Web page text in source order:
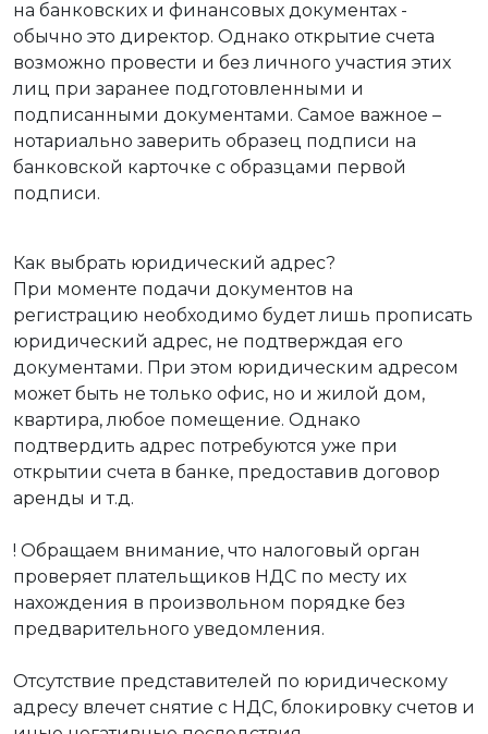
на банковских и финансовых документах -
обычно это директор. Однако открытие счета
возможно провести и без личного участия этих
лиц при заранее подготовленными и
подписанными документами. Самое важное –
нотариально заверить образец подписи на
банковской карточке с образцами первой
подписи.
Как выбрать юридический адрес?
При моменте подачи документов на
регистрацию необходимо будет лишь прописать
юридический адрес, не подтверждая его
документами. При этом юридическим адресом
может быть не только офис, но и жилой дом,
квартира, любое помещение. Однако
подтвердить адрес потребуются уже при
открытии счета в банке, предоставив договор
аренды и т.д.
! Обращаем внимание, что налоговый орган
проверяет плательщиков НДС по месту их
нахождения в произвольном порядке без
предварительного уведомления.
Отсутствие представителей по юридическому
адресу влечет снятие с НДС, блокировку счетов и